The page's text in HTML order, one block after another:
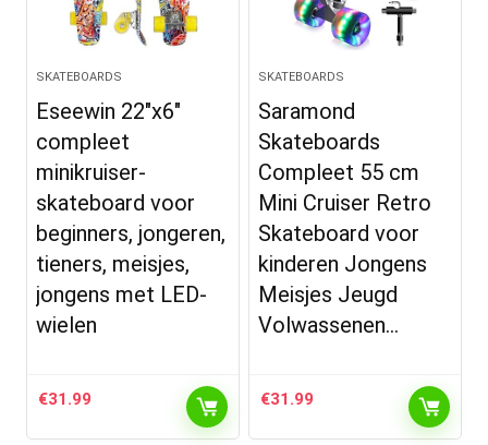
SKATEBOARDS
Eseewin 22″x6″
compleet
minikruiser-
skateboard voor
beginners, jongeren,
tieners, meisjes,
jongens met LED-
wielen
€31.99
SKATEBOARDS
Saramond
Skateboards
Compleet 55 cm
Mini Cruiser Retro
Skateboard voor
kinderen Jongens
Meisjes Jeugd
Volwassenen…
€31.99